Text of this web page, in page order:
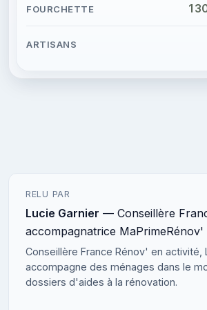
1
RELU PAR
Lucie Garnier — Conseillère
accompagnatrice MaPrimeRénov'
Conseillère France Rénov' en activité,
accompagne des ménages dans le
dossiers d'aides à la rénovation.